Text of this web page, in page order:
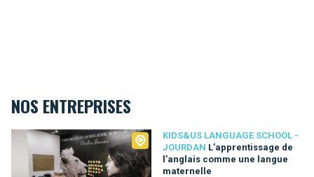
NOS ENTREPRISES
KIDS&US LANGUAGE SCHOOL -
JOURDAN L’apprentissage de
l’anglais comme une langue
maternelle
Kids&Us language school - Jourdan